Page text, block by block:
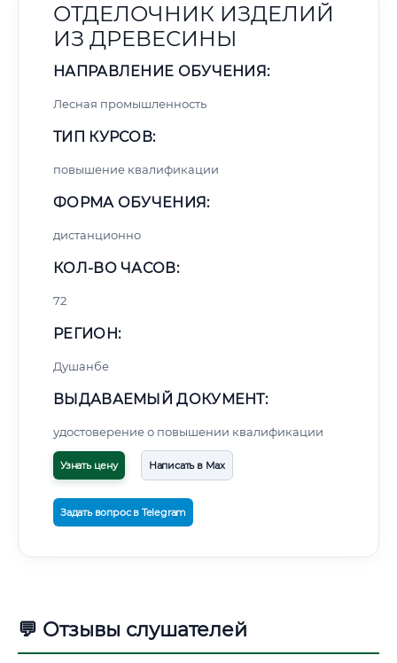
ОТДЕЛОЧНИК ИЗДЕЛИЙ
ИЗ ДРЕВЕСИНЫ
НАПРАВЛЕНИЕ ОБУЧЕНИЯ:
Лесная промышленность
ТИП КУРСОВ:
повышение квалификации
ФОРМА ОБУЧЕНИЯ:
дистанционно
КОЛ-ВО ЧАСОВ:
72
РЕГИОН:
Душанбе
ВЫДАВАЕМЫЙ ДОКУМЕНТ:
удостоверение о повышении квалификации
Узнать цену Написать в Max
Задать вопрос в Telegram
💬 Отзывы слушателей